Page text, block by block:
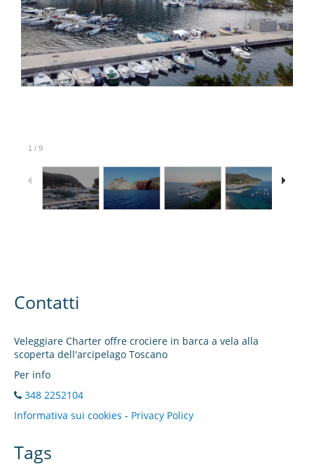
1 / 9
Contatti
Veleggiare Charter offre crociere in barca a vela alla
scoperta dell'arcipelago Toscano
Per info
348 2252104
Informativa sui cookies - Privacy Policy
Tags